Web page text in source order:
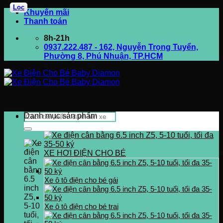
Bỏ
qua
dung
Khuyến mãi
Thanh toán
8h-21h
0937.222.487 - 162, Nguyễn Trọng Tuyển,
Phường 8, Phú Nhuận, TP.HCM
Tìm
kiếm:
Danh mục sản phẩm
XE HƠI ĐIỆN CHO BÉ
Xe ô tô điện cho bé gái
Xe ô tô điện cho bé trai
Lọc